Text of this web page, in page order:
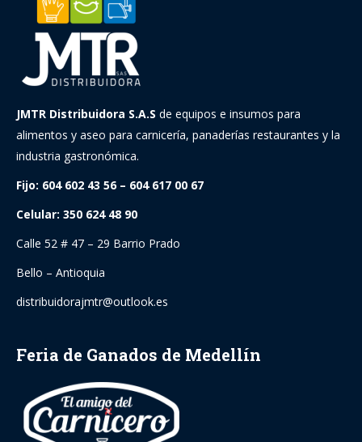
JMTR Distribuidora S.A.S de equipos e insumos para
alimentos y aseo para carnicería, panaderías restaurantes y la
industria gastronómica.
Fijo: 604 602 43 56 – 604 617 00 67
Celular: 350 624 48 90
Calle 52 # 47 – 29 Barrio Prado
Bello – Antioquia
distribuidorajmtr@outlook.es
Feria de Ganados de Medellín